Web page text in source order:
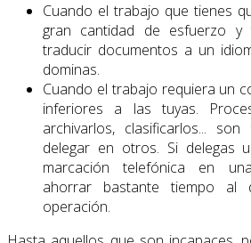
Cuando el trabajo que tienes
gran cantidad de esfuerzo y
traducir documentos a un
dominas.
Cuando el trabajo requiera un
inferiores a las tuyas.
archivarlos, clasificarlos...
delegar en otros. Si delegas
marcación telefónica en
ahorrar bastante tiempo al
operación.